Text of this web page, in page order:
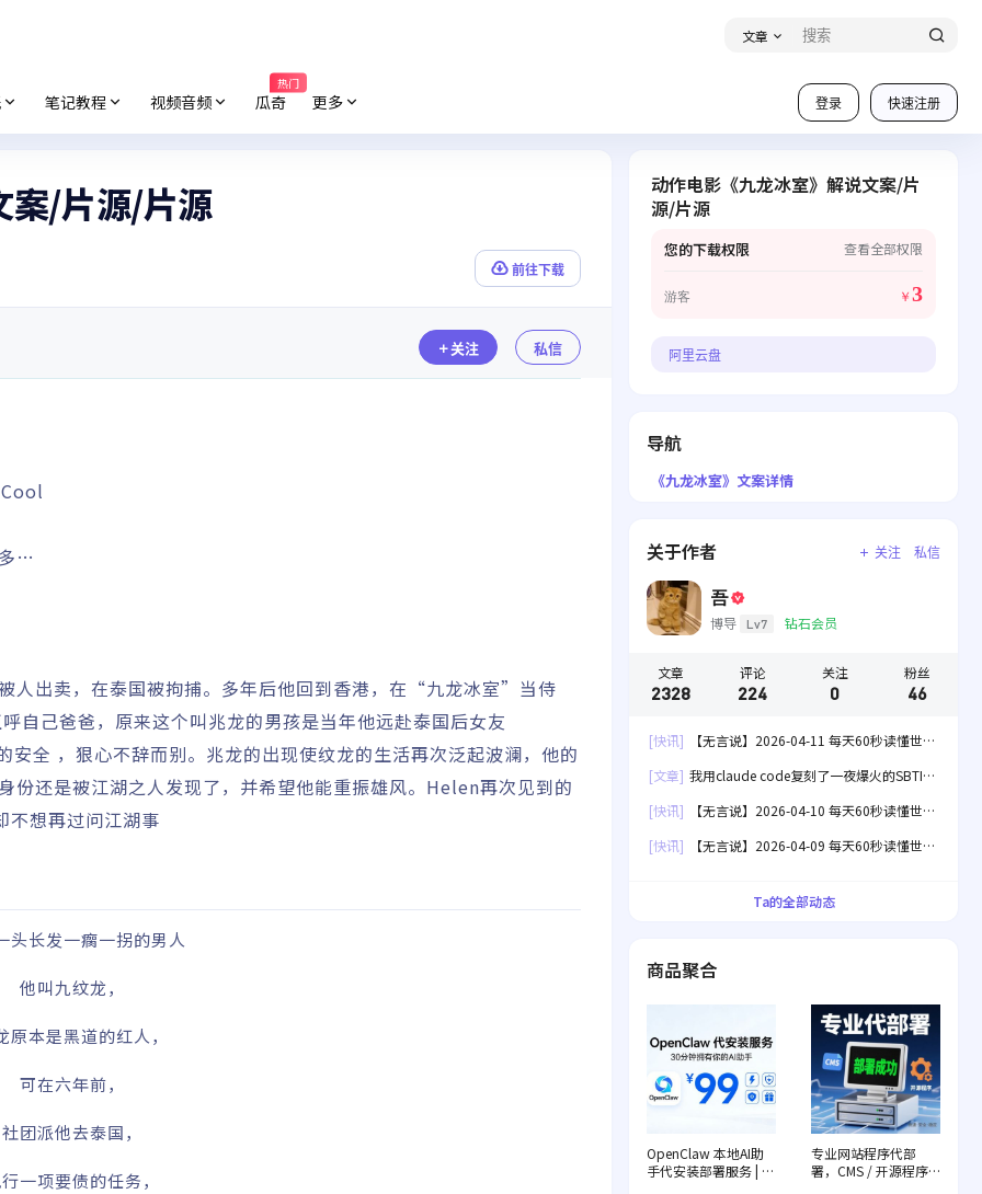
文章
登录 快速注册
笔记教程 视频音频 瓜奇
热门
更多
案/片源/片源
前往下载
关注 私信
…
人出卖，在泰国被拘捕。多年后他回到香港，在“九龙冰室”当侍
自己爸爸，原来这个叫兆龙的男孩是当年他远赴泰国后女友
全 ，狠心不辞而别。兆龙的出现使纹龙的生活再次泛起波澜，他的
份还是被江湖之人发现了，并希望他能重振雄风。Helen再次见到的
不想再过问江湖事
头长发一瘸一拐的男人
他叫九纹龙，
原本是黑道的红人，
可在六年前，
社团派他去泰国，
一项要债的任务，
动作电影《九龙冰室》解说文案/片
源/片源
您的下载权限 查看全部权限
游客 ￥ 3
阿里云盘
导航
《九龙冰室》文案详情
关于作者 关注 私信
吾
博导 Lv7 钻石会员
文章
2328
评论
224
关注
0
粉丝
46
[快讯]
【无言说】2026-04-11 每天60秒读懂世
[文章] 我用claude code复刻了一夜爆火的SBTI
[快讯]
【无言说】2026-04-10 每天60秒读懂世
[快讯]
【无言说】2026-04-09 每天60秒读懂世
Ta的全部动态
商品聚合
OpenClaw 本地AI助
手代安装部署服务 | 远
专业网站程序代部
署，CMS / 开源程序